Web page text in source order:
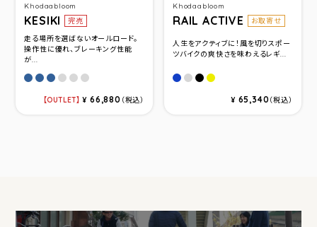
Khodaabloom
KESIKI 完売
走る場所を選ばないオールロード。
操作性に優れ、ブレーキング性能
が...
ダークブルー(サイズ420)
ダークブルー(サイズ460)
ダークブルー(サイズ500)
マットグレー(サイズ420)
マットグレー(サイズ460)
マットグレー(サイズ500)
OUTLET ¥ 66,880 （税込）
Khodaabloom
RAIL ACTIVE お取寄せ
人生をアクティブに！風を切りスポー
ツバイクの爽快さを味わえるレギ...
アズライトブル－
ミスティグレー
マットブラック
ネオンイエロ－
¥ 65,340（税込）